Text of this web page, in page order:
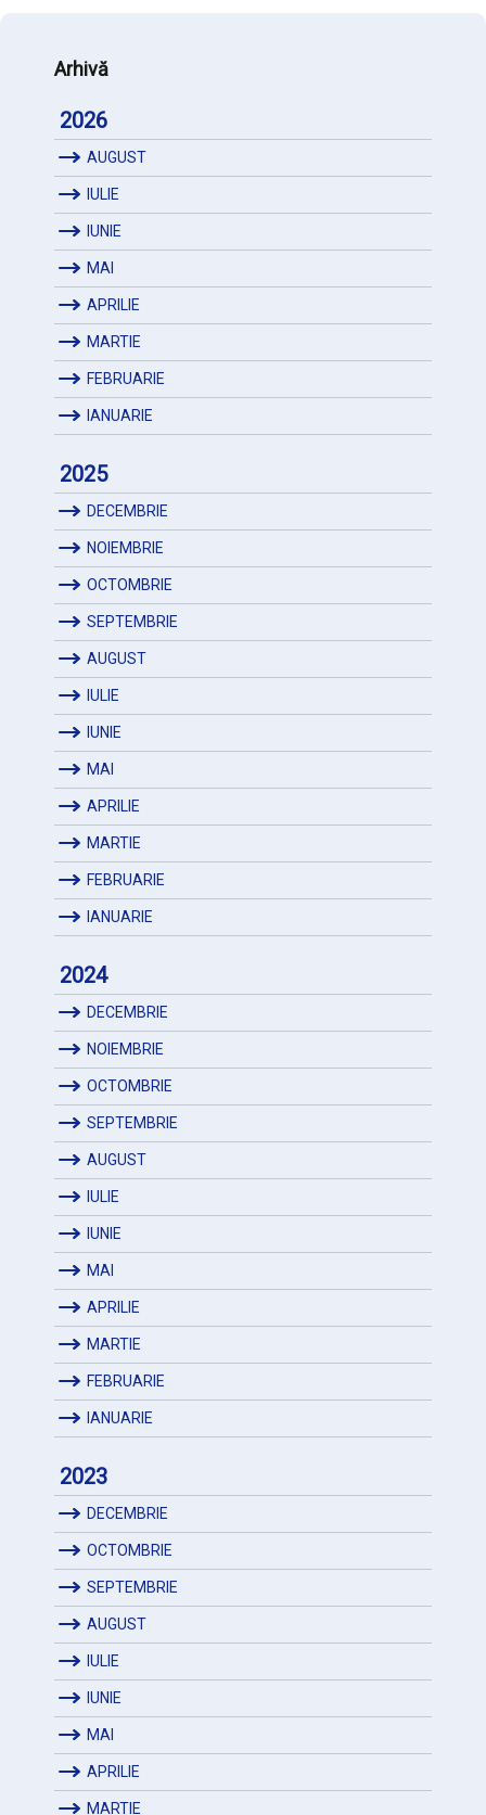
Arhivă
2026
AUGUST
IULIE
IUNIE
MAI
APRILIE
MARTIE
FEBRUARIE
IANUARIE
2025
DECEMBRIE
NOIEMBRIE
OCTOMBRIE
SEPTEMBRIE
AUGUST
IULIE
IUNIE
MAI
APRILIE
MARTIE
FEBRUARIE
IANUARIE
2024
DECEMBRIE
NOIEMBRIE
OCTOMBRIE
SEPTEMBRIE
AUGUST
IULIE
IUNIE
MAI
APRILIE
MARTIE
FEBRUARIE
IANUARIE
2023
DECEMBRIE
OCTOMBRIE
SEPTEMBRIE
AUGUST
IULIE
IUNIE
MAI
APRILIE
MARTIE